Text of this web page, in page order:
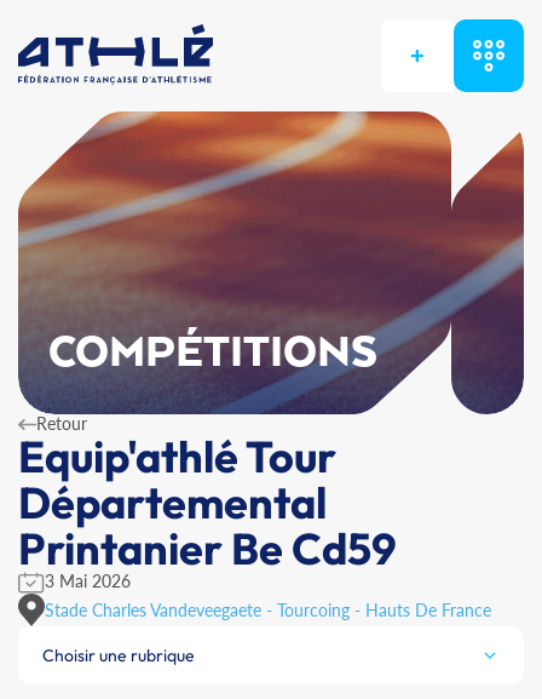
+
COMPÉTITIONS
Retour
Equip'athlé Tour
Départemental
Printanier Be Cd59
3 Mai 2026
Stade Charles Vandeveegaete - Tourcoing - Hauts De France
Choisir une rubrique